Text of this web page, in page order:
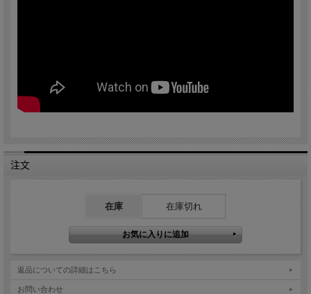
注文
在庫 在庫切れ
返品についての詳細はこちら
お問い合わせ